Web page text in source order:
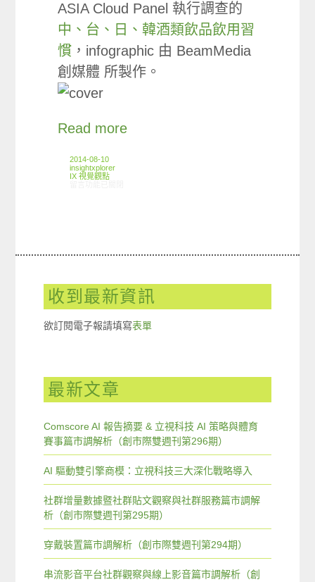
ASIA Cloud Panel 執行調查的
中、台、日、韓酒類飲品飲用習
慣 ，infographic 由 BeamMedia
創媒體 所製作。
Read more
2014-08-10
insightxplorer
IX 視覺觀點
收到最新資訊
欲訂閱電子報請填寫表單
最新文章
Comscore AI 報告摘要 & 立視科技 AI 策略與體育
賽事篇市調解析（創市際雙週刊第296期）
AI 驅動雙引擎商模：立視科技三大深化戰略導入
社群增量數據暨社群貼文觀察與社群服務篇市調解
析（創市際雙週刊第295期）
穿戴裝置篇市調解析（創市際雙週刊第294期）
串流影音平台社群觀察與線上影音篇市調解析（創